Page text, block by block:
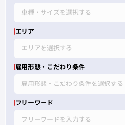
車種・サイズを選択する
エリア
エリアを選択する
雇用形態・こだわり条件
雇用形態・こだわり条件を選択する
フリーワード
フリーワードを入力する